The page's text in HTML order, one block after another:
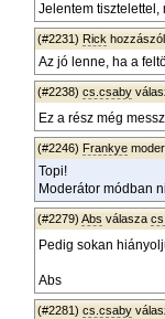
Jelentem tisztelettel,
(#2231) Rick
Az jó lenne, ha a
(#2238) cs.csaby
Ez a rész még
(#2246) Frankye
Topi!
Moderátor módban
(#2279) Abs válasza
Pedig sokan
Abs
(#2281) cs.csaby